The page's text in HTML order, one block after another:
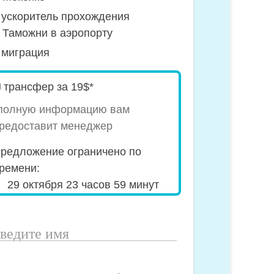
прохождения
Таможни в аэропорту
трансфер за 19$*
информацию вам
менеджер
ограничено по
29 октября 23 часов 59 минут